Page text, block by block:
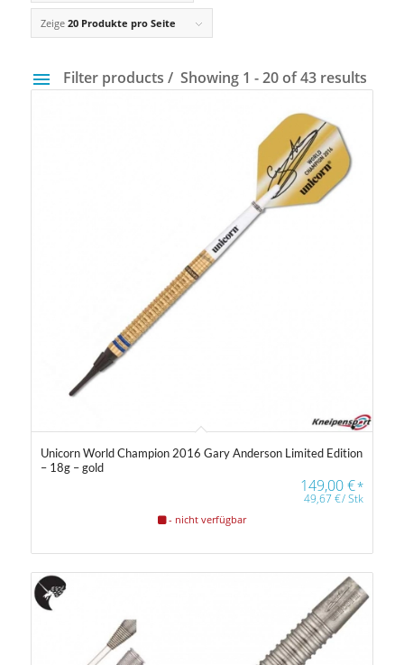
Zeige 20 Produkte pro Seite
Filter products Showing 1 - 20 of 43 results
149 €
113
Unicorn World Champion 2016 Gary Anderson Limited Edition
– 18g – gold
149,00€*
49,67€/Stk
- nicht verfügbar